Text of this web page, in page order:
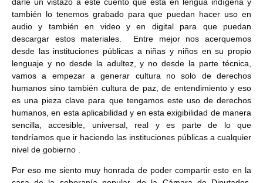
también lo tenemos grabado para que puedan hacer uso en
audio y también en video y en digital para que puedan
descargar estos materiales. Entre mejor nos acerquemos
desde las instituciones públicas a niñas y niños en su propio
lenguaje y no desde la adultez, y no desde la parte técnica,
vamos a empezar a generar cultura no solo de derechos
humanos sino también cultura de paz, de entendimiento y eso
es una pieza clave para que tengamos este uso de derechos
humanos, en esta aplicabilidad y en esta exigibilidad de manera
sencilla, accesible, universal, real y es parte de lo que
tendríamos que ir haciendo las instituciones públicas a cualquier
nivel de gobierno .
Por eso me siento muy honrada de poder compartir esto en la